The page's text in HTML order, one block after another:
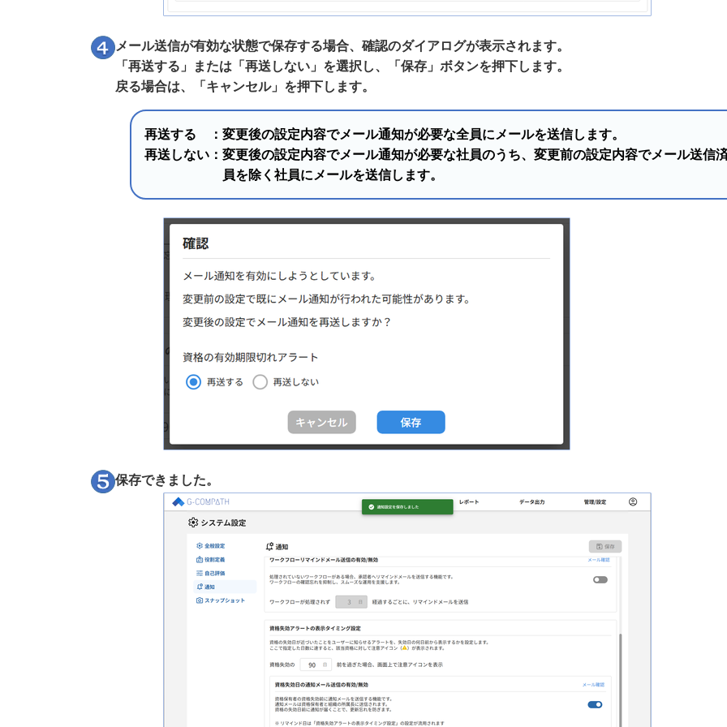
メール送信が有効な状態で保存する場合、確認のダイアログが表示されます。
「再送する」または「再送しない」を選択し、「保存」ボタンを押下します。
戻る場合は、「キャンセル」を押下します。
再送する ： 変更後の設定内容でメール通知が必要な全員にメールを送信します。
再送しない ： 変更後の設定内容でメール通知が必要な社員のうち、変更前の設定内容でメール送信
員を除く社員にメールを送信します。
保存できました。